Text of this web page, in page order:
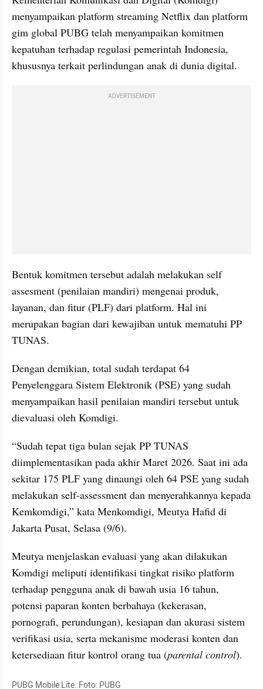
menyampaikan platform streaming Netflix dan platform
gim global PUBG telah menyampaikan komitmen
kepatuhan terhadap regulasi pemerintah Indonesia,
khususnya terkait perlindungan anak di dunia digital.
ADVERTISEMENT
Bentuk komitmen tersebut adalah melakukan self
assesment (penilaian mandiri) mengenai produk,
layanan, dan fitur (PLF) dari platform. Hal ini
merupakan bagian dari kewajiban untuk mematuhi PP
TUNAS.
Dengan demikian, total sudah terdapat 64
Penyelenggara Sistem Elektronik (PSE) yang sudah
menyampaikan hasil penilaian mandiri tersebut untuk
dievaluasi oleh Komdigi.
“Sudah tepat tiga bulan sejak PP TUNAS
diimplementasikan pada akhir Maret 2026. Saat ini ada
sekitar 175 PLF yang dinaungi oleh 64 PSE yang sudah
melakukan self-assessment dan menyerahkannya kepada
Kemkomdigi,” kata Menkomdigi, Meutya Hafid di
Jakarta Pusat, Selasa (9/6).
Meutya menjelaskan evaluasi yang akan dilakukan
Komdigi meliputi identifikasi tingkat risiko platform
terhadap pengguna anak di bawah usia 16 tahun,
potensi paparan konten berbahaya (kekerasan,
pornografi, perundungan), kesiapan dan akurasi sistem
verifikasi usia, serta mekanisme moderasi konten dan
ketersediaan fitur kontrol orang tua (parental control).
PUBG Mobile Lite. Foto: PUBG